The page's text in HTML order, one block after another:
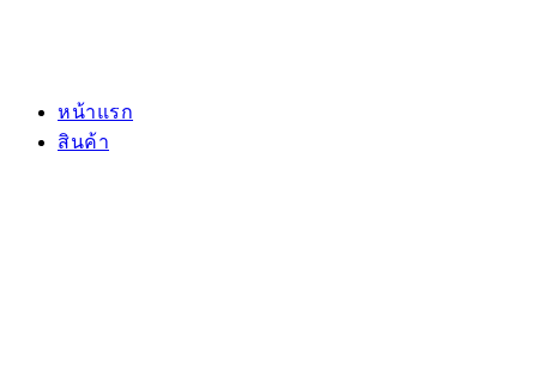
หน้าแรก
สินค้า